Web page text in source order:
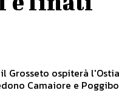
Grosseto ospiterà
Camaiore e